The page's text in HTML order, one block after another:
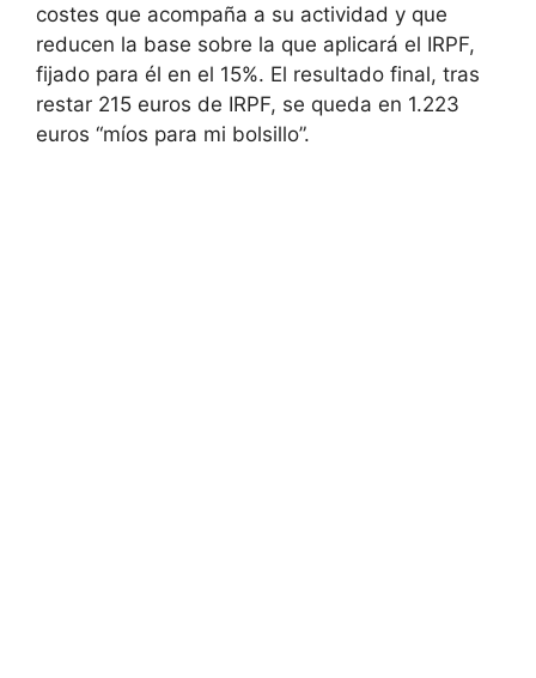
costes que acompaña a su actividad y que
reducen la base sobre la que aplicará el IRPF,
fijado para él en el 15%. El resultado final, tras
restar 215 euros de IRPF, se queda en 1.223
euros “míos para mi bolsillo”.